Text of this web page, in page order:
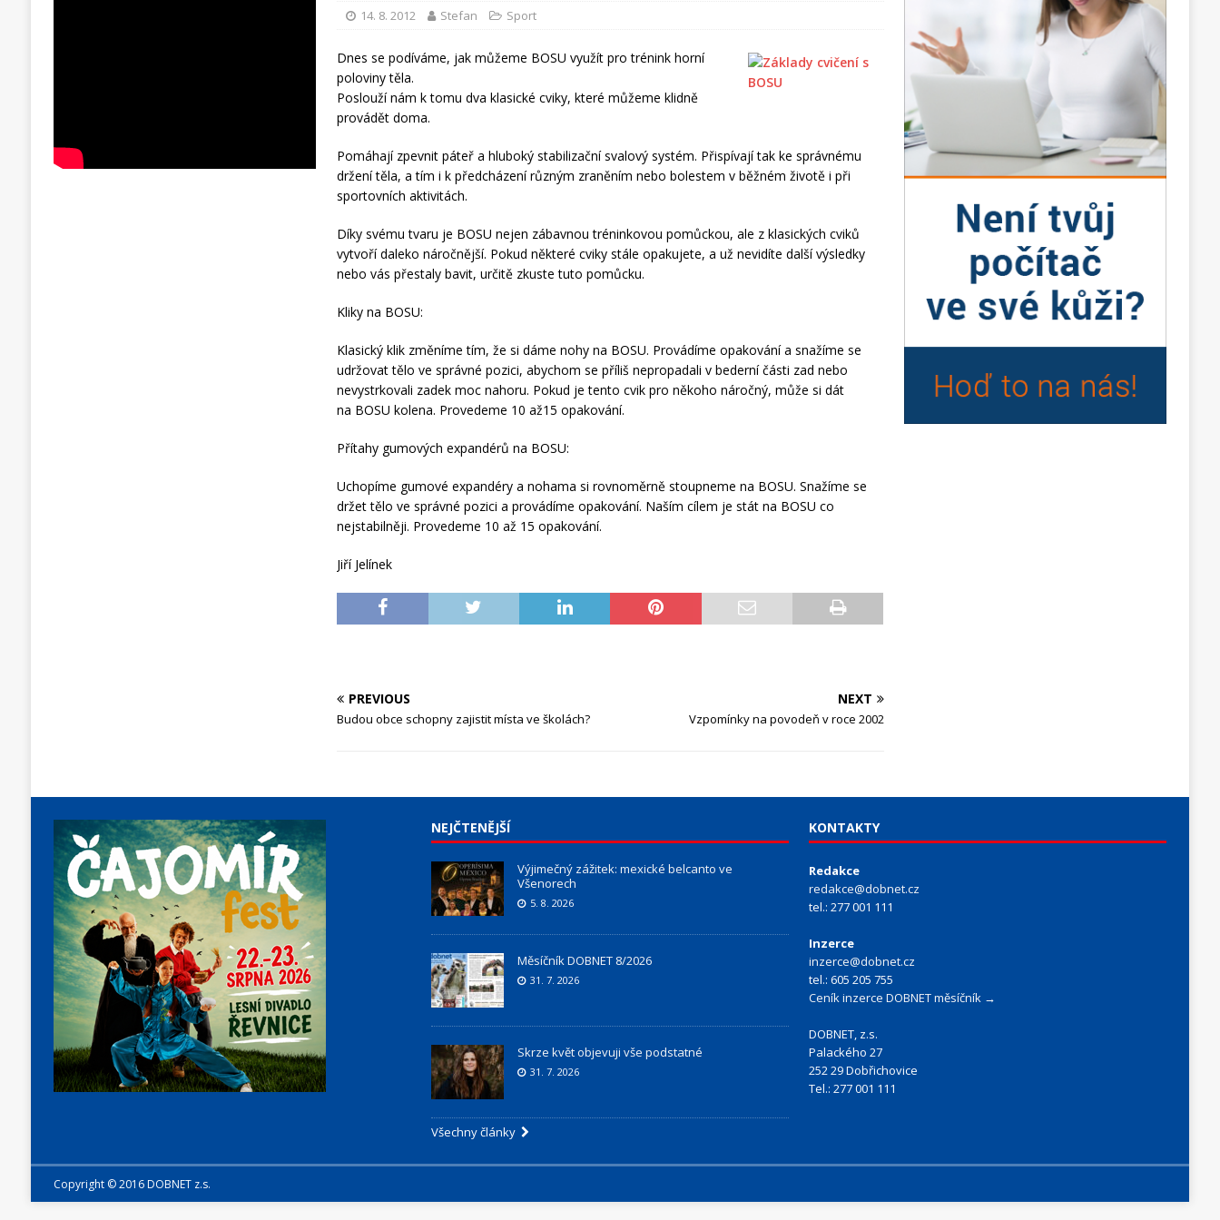
14. 8. 2012 Stefan Sport
Dnes se podíváme, jak můžeme BOSU využít pro trénink horní
poloviny těla.
Poslouží nám k tomu dva klasické cviky, které můžeme klidně
provádět doma.
Pomáhají zpevnit páteř a hluboký stabilizační svalový systém. Přispívají tak ke správnému
držení těla, a tím i k předcházení různým zraněním nebo bolestem v běžném životě i při
sportovních aktivitách.
Díky svému tvaru je BOSU nejen zábavnou tréninkovou pomůckou, ale z klasických cviků
vytvoří daleko náročnější. Pokud některé cviky stále opakujete, a už nevidíte další výsledky
nebo vás přestaly bavit, určitě zkuste tuto pomůcku.
Kliky na BOSU:
Klasický klik změníme tím, že si dáme nohy na BOSU. Provádíme opakování a snažíme se
udržovat tělo ve správné pozici, abychom se příliš nepropadali v bederní části zad nebo
nevystrkovali zadek moc nahoru. Pokud je tento cvik pro někoho náročný, může si dát
na BOSU kolena. Provedeme 10 až15 opakování.
Přítahy gumových expandérů na BOSU:
Uchopíme gumové expandéry a nohama si rovnoměrně stoupneme na BOSU. Snažíme se
držet tělo ve správné pozici a provádíme opakování. Naším cílem je stát na BOSU co
nejstabilněji. Provedeme 10 až 15 opakování.
Jiří Jelínek
PREVIOUS
Budou obce schopny zajistit místa ve školách?
NEXT
Vzpomínky na povodeň v roce 2002
NEJČTENĚJŠÍ
Výjimečný zážitek: mexické belcanto ve
Všenorech
5. 8. 2026
Měsíčník DOBNET 8/2026
31. 7. 2026
Skrze květ objevuji vše podstatné
31. 7. 2026
Všechny články
KONTAKTY
Redakce
redakce@dobnet.cz
tel.: 277 001 111
Inzerce
inzerce@dobnet.cz
tel.: 605 205 755
Ceník inzerce DOBNET měsíčník →
DOBNET, z.s.
Palackého 27
252 29 Dobřichovice
Tel.: 277 001 111
Copyright © 2016 DOBNET z.s.